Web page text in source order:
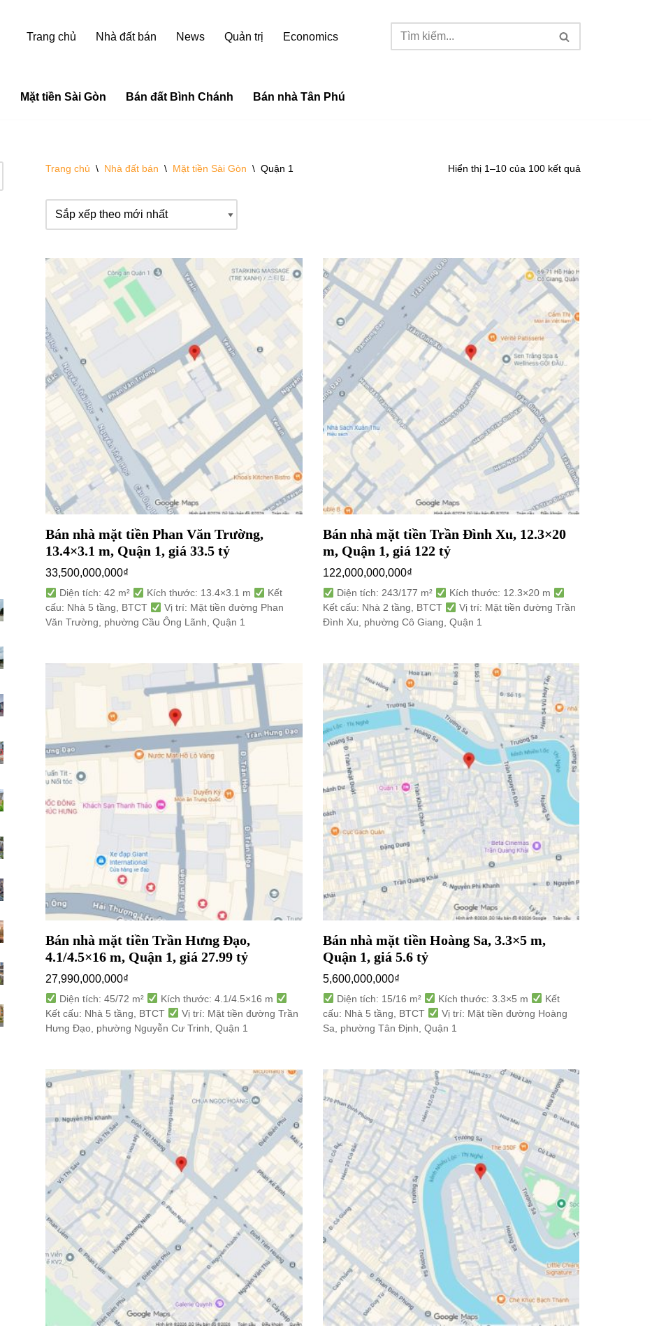
Trang chủ Nhà đất bán News Quản trị Economics
Mặt tiền Sài Gòn Bán đất Bình Chánh Bán nhà Tân Phú
Trang chủ \ Nhà đất bán \ Mặt tiền Sài Gòn \ Quận 1 Hiển thị 1–10 của 100 kết quả
Bán nhà mặt tiền Phan Văn Trường,
13.4×3.1 m, Quận 1, giá 33.5 tỷ
33,500,000,000₫
Diện tích: 42 m² Kích thước: 13.4×3.1 m
Kết
cấu: Nhà 5 tầng, BTCT
Vị trí: Mặt tiền đường Phan
Văn Trường, phường Cầu Ông Lãnh, Quận 1
Bán nhà mặt tiền Trần Đình Xu, 12.3×20
m, Quận 1, giá 122 tỷ
122,000,000,000₫
Diện tích: 243/177 m²
Kích thước: 12.3×20 m
Kết cấu: Nhà 2 tầng, BTCT
Vị trí: Mặt tiền đường Trần
Đình Xu, phường Cô Giang, Quận 1
Bán nhà mặt tiền Trần Hưng Đạo,
4.1/4.5×16 m, Quận 1, giá 27.99 tỷ
27,990,000,000₫
Diện tích: 45/72 m²
Kích thước: 4.1/4.5×16 m
Kết cấu: Nhà 5 tầng, BTCT
Vị trí: Mặt tiền đường Trần
Hưng Đạo, phường Nguyễn Cư Trinh, Quận 1
Bán nhà mặt tiền Hoàng Sa, 3.3×5 m,
Quận 1, giá 5.6 tỷ
5,600,000,000₫
Diện tích: 15/16 m² Kích thước: 3.3×5 m
Kết
cấu: Nhà 5 tầng, BTCT
Vị trí: Mặt tiền đường Hoàng
Sa, phường Tân Định, Quận 1